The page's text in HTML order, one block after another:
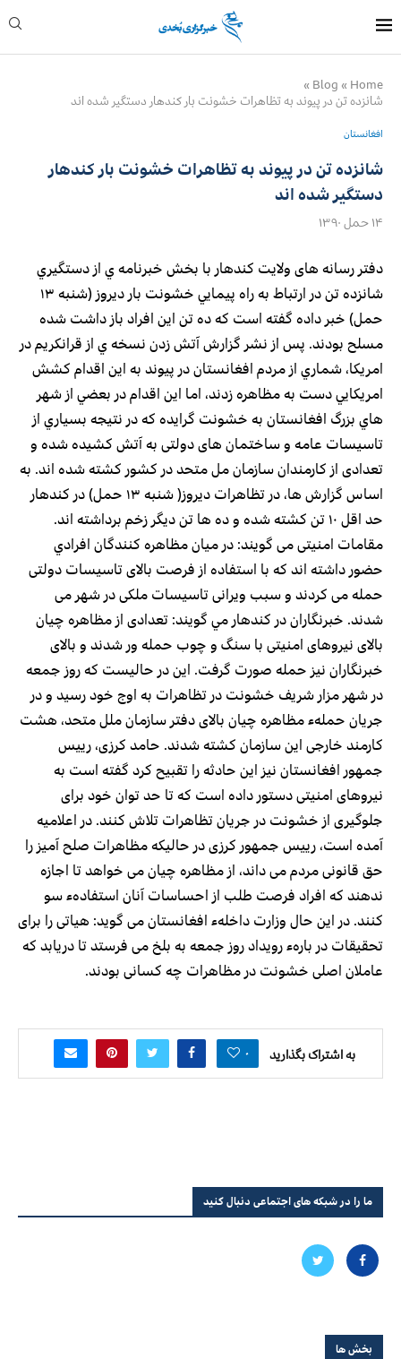
Home
»
Blog
»
شانزده تن در پيوند به تظاهرات خشونت بار کندهار دستگیر شده اند
افغانستان
شانزده تن در پيوند به تظاهرات خشونت بار کندهار
دستگیر شده اند
۱۴ حمل ۱۳۹۰
دفتر رسانه های ولایت کندهار با بخش خبرنامه ي از دستگيري
شانزده تن در ارتباط به راه پيمايي خشونت بار دیروز (شنبه ۱۳
حمل) خبر داده گفته است كه ده تن اين افراد باز داشت شده
مسلح بودند. پس از نشر گزارش آتش زدن نسخه ي از قرانكريم در
امريكا، شماري از مردم افغانستان در پيوند به اين اقدام كشش
امريكايي دست به مظاهره زدند، اما اين اقدام در بعضي از شهر
هاي بزرگ افغانستان به خشونت گرايده كه در نتيجه بسياري از
تاسیسات عامه و ساختمان های دولتی به آتش كشيده شده و
تعدادی از کارمندان سازمان مل متحد در كشور کشته شده اند. به
اساس گزارش ها، در تظاهرات دیروز( شنبه ۱۳ حمل) در کندهار
حد اقل ۱۰ تن کشته شده و ده ها تن دیگر زخم برداشته اند.
مقامات امنیتی می گویند: در میان مظاهره كنندگان افرادي
حضور داشته اند که با استفاده از فرصت بالای تاسیسات دولتی
حمله می کردند و سبب ویرانی تاسیسات ملکی در شهر می
شدند. خبرنگاران در كندهار مي گويند: تعدادی از مظاهره چیان
بالای نیروهای امنیتی با سنگ و چوب حمله ور شدند و بالای
خبرنگاران نیز حمله صورت گرفت. این در حالیست که روز جمعه
در شهر مزار شریف خشونت در تظاهرات به اوج خود رسید و در
جریان حملهء مظاهره چیان بالای دفتر سازمان ملل متحد، هشت
کارمند خارجی این سازمان کشته شدند. حامد کرزی، رییس
جمهور افغانستان نیز این حادثه را تقبیح کرد گفته است به
نیروهای امنیتی دستور داده است که تا حد توان خود برای
جلوگیری از خشونت در جریان تظاهرات تلاش کنند. در اعلامیه
آمده است، رییس جمهور کرزی در حالیکه مظاهرات صلح آمیز را
حق قانونی مردم می داند، از مظاهره چیان می خواهد تا اجازه
ندهند که افراد فرصت طلب از احساسات آنان استفادهء سو
کنند. در این حال وزارت داخلهء افغانستان می گوید: هیاتی را برای
تحقیقات در بارهء رویداد روز جمعه به بلخ می فرستد تا دریابد که
عاملان اصلی خشونت در مظاهرات چه کسانی بودند.
به اشتراک بگذارید ۰
ما را در شبکه های اجتماعی دنبال کنید
بخش ها